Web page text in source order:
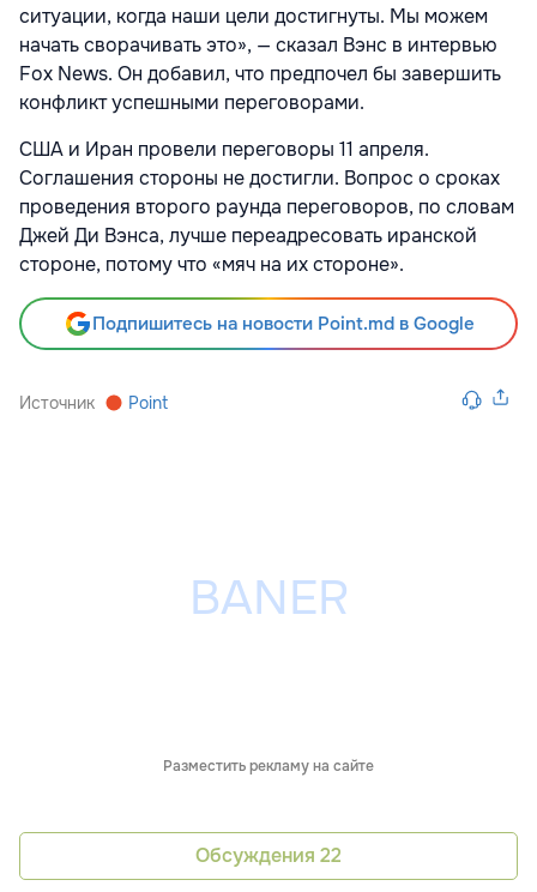
ситуации, когда наши цели достигнуты. Мы можем
начать сворачивать это», — сказал Вэнс в интервью
Fox News. Он добавил, что предпочел бы завершить
конфликт успешными переговорами.
США и Иран провели переговоры 11 апреля.
Соглашения стороны не достигли. Вопрос о сроках
проведения второго раунда переговоров, по словам
Джей Ди Вэнса, лучше переадресовать иранской
стороне, потому что «мяч на их стороне».
Подпишитесь на новости Point.md в Google
Источник Point
Разместить рекламу на сайте
Обсуждения 22